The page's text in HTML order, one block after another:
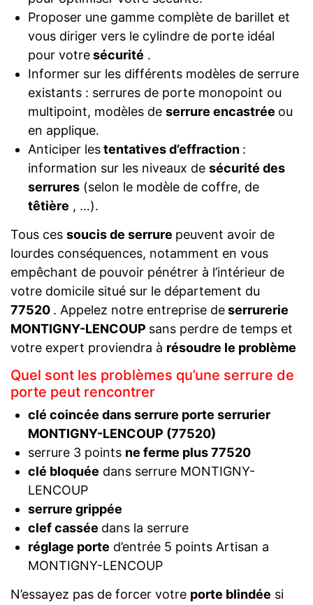
Proposer une gamme complète de barillet et
vous diriger vers le cylindre de porte idéal
pour votresécurité .
Informer sur les différents modèles de serrure
existants : serrures de porte monopoint ou
multipoint, modèles de serrure encastrée ou
en applique.
Anticiper lestentatives d’effraction :
information sur les niveaux de sécurité des
serrures(selon le modèle de coffre, de
têtière , …).
Tous ces soucis de serrure peuvent avoir de
lourdes conséquences, notamment en vous
empêchant de pouvoir pénétrer à l’intérieur de
votre domicile situé sur le département du
77520 . Appelez notre entreprise deserrurerie
MONTIGNY-LENCOUP sans perdre de temps et
votre expert proviendra à résoudre le problème
Quel sont les problèmes qu’une serrure de
porte peut rencontrer
clé coincée dans serrure porte serrurier
MONTIGNY-LENCOUP (77520)
serrure 3 points ne ferme plus 77520
clé bloquée dans serrure MONTIGNY-
LENCOUP
serrure grippée
clef cassée dans la serrure
réglage porte d’entrée 5 points Artisan a
MONTIGNY-LENCOUP
N’essayez pas de forcer votre porte blindée si